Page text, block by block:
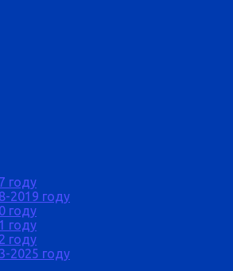
году
2019 году
году
году
году
2025 году